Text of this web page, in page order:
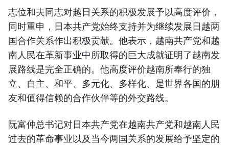
志位和夫同志对越日关系的积极发展予以高度评价，
同时重申，日本共产党始终支持并为继续发展日越两
国合作关系作出积极贡献。他表示，越南共产党和越
南人民在革新事业中所取得的巨大成就证明了越南发
展路线是完全正确的。他高度评价越南所奉行的独
立、自主、和平、多元化、多样化、是世界各国的朋
友和值得信赖的合作伙伴等的外交路线。
阮富仲总书记对日本共产党在越南共产党和越南人民
过去的革命事业以及当今两国关系的发展给予坚定的